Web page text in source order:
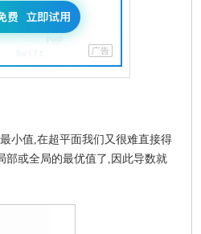
最小值,在超平面我们又很难直接得
部或全局的最优值了,因此导数就